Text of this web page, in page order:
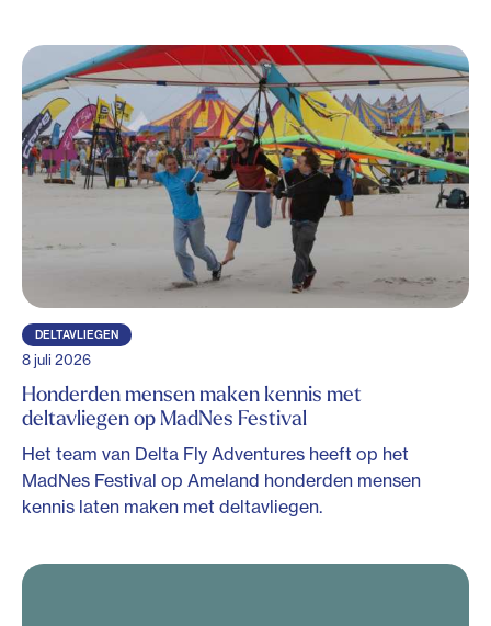
DELTAVLIEGEN
8 juli 2026
Honderden mensen maken kennis met
deltavliegen op MadNes Festival
Het team van Delta Fly Adventures heeft op het
MadNes Festival op Ameland honderden mensen
kennis laten maken met deltavliegen.